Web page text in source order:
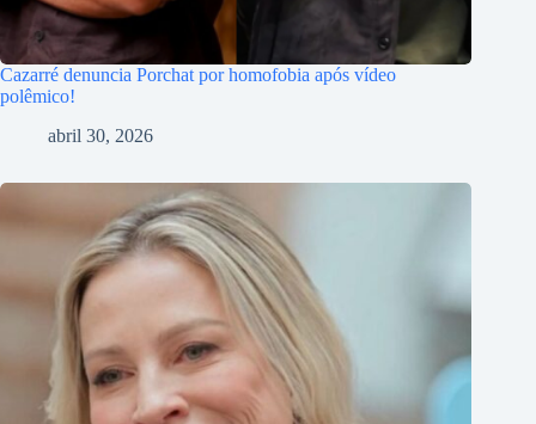
Cazarré denuncia Porchat por homofobia após vídeo
polêmico!
abril 30, 2026